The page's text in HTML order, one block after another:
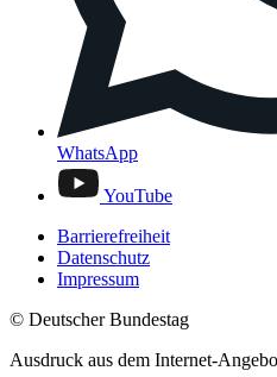
WhatsApp
YouTube
Barrierefreiheit
Datenschutz
Impressum
© Deutscher Bundestag
Ausdruck aus dem Internet-